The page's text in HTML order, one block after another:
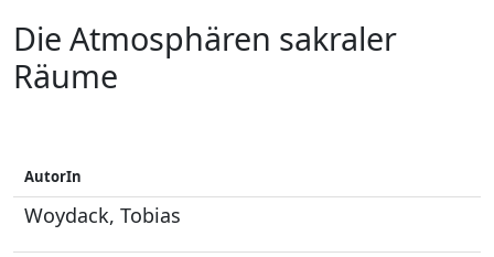
Die Atmosphären sakraler
Räume
AutorIn
Woydack, Tobias